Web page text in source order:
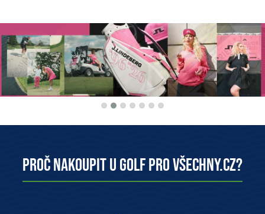
Proč nakoupit u Golf pro všechny.cz?